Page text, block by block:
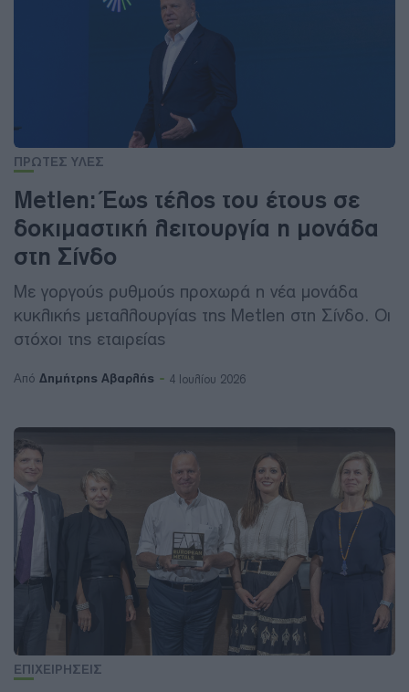
ΠΡΩΤΕΣ ΥΛΕΣ
Metlen: Έως τέλος του έτους σε
δοκιμαστική λειτουργία η μονάδα
στη Σίνδο
Με γοργούς ρυθμούς προχωρά η νέα μονάδα
κυκλικής μεταλλουργίας της Metlen στη Σίνδο. Οι
στόχοι της εταιρείας
Από Δημήτρης Αβαρλής 4 Ιουλίου 2026
ΕΠΙΧΕΙΡΗΣΕΙΣ